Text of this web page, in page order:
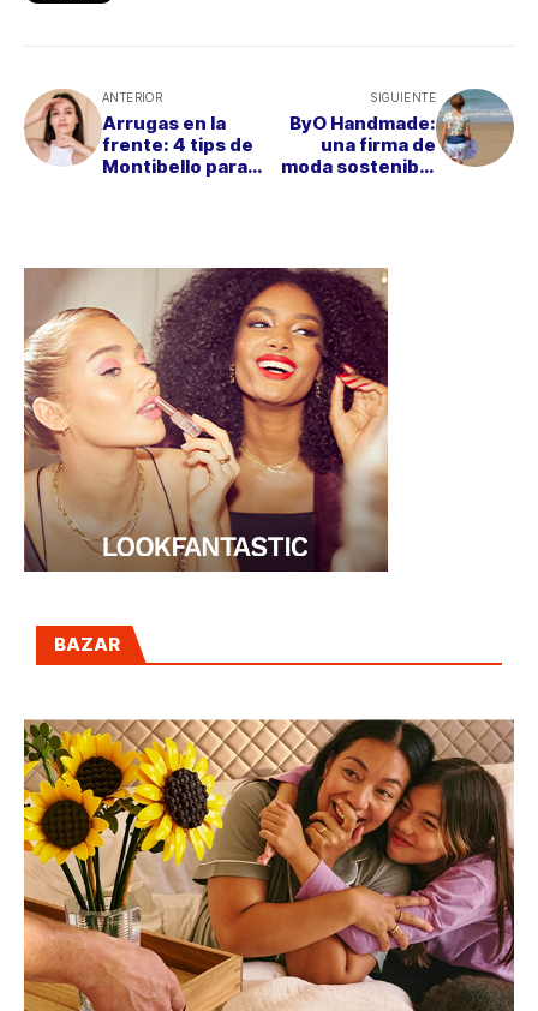
ANTERIOR
Arrugas en la
frente: 4 tips de
Montibello para
SIGUIENTE
ByO Handmade:
una firma de
moda sostenible
BAZAR